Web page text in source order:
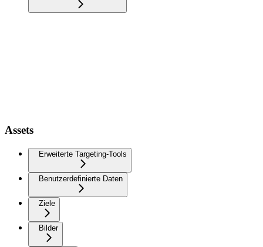
Assets
Erweiterte Targeting-Tools
Benutzerdefinierte Daten
Ziele
Bilder